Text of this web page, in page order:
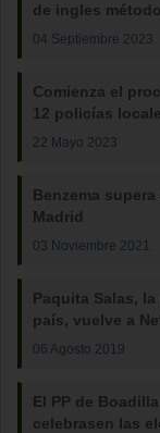
de ingles
04 Septiembre 2023
Comienza el
12 policías
22 Mayo 2023
Benzema
Madrid
03 Noviembre 2021
Paquita Salas,
país, vuelve a
06 Agosto 2019
El PP de
celebrasen las